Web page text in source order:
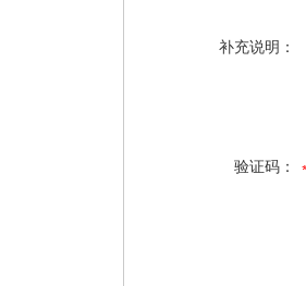
补充说明：
验证码：